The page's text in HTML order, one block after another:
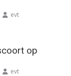
evt
op
evt